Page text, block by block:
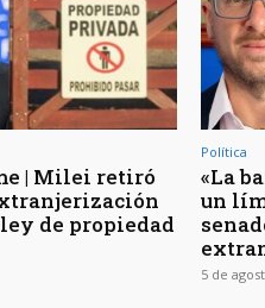
| Milei retiró
de propiedad
Política
«La
un
5 de